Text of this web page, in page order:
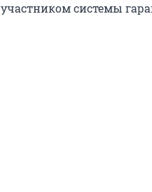
участником системы